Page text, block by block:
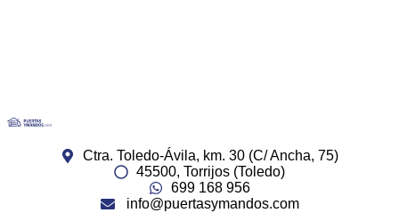
Ctra. Toledo-Ávila, km. 30 (C/ Ancha, 75)
45500, Torrijos (Toledo)
699 168 956
info@puertasymandos.com